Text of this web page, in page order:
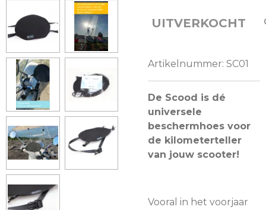
UITVERKOCHT
Artikelnummer: SC01
De Scood is dé
universele
beschermhoes voor
de kilometerteller
van jouw scooter!
Vooral in het voorjaar